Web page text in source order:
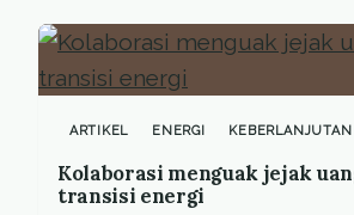
ARTIKEL ENERGI KEBERLANJUTAN
Kolaborasi menguak jejak
transisi energi